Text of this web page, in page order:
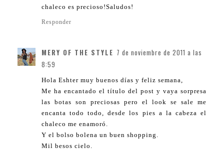
chaleco es precioso!Saludos!
Responder
MERY OF THE STYLE 7 de noviembre de 2011 a las
8:59
Hola Eshter muy buenos días y feliz semana,
Me ha encantado el título del post y vaya sorpresa
las botas son preciosas pero el look se sale me
encanta todo todo, desde los pies a la cabeza el
chaleco me enamoró.
Y el bolso bolena un buen shopping.
Mil besos cielo.